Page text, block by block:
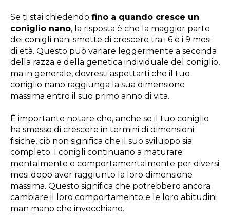
Se ti stai chiedendo fino a quando cresce un
coniglio nano, la risposta è che la maggior parte
dei conigli nani smette di crescere tra i 6 e i 9 mesi
di età. Questo può variare leggermente a seconda
della razza e della genetica individuale del coniglio,
ma in generale, dovresti aspettarti che il tuo
coniglio nano raggiunga la sua dimensione
massima entro il suo primo anno di vita.
È importante notare che, anche se il tuo coniglio
ha smesso di crescere in termini di dimensioni
fisiche, ciò non significa che il suo sviluppo sia
completo. I conigli continuano a maturare
mentalmente e comportamentalmente per diversi
mesi dopo aver raggiunto la loro dimensione
massima. Questo significa che potrebbero ancora
cambiare il loro comportamento e le loro abitudini
man mano che invecchiano.